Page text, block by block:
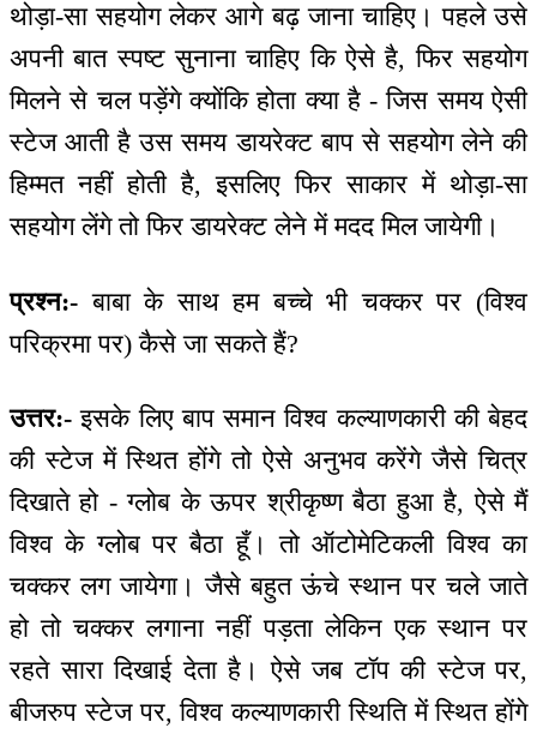
थोड़ा-सा सहयोग लेकर आगे बढ़ जाना चाहिए। पहले उसे
अपनी बात स्पष्ट सुनाना चाहिए कि ऐसे है, फिर सहयोग
मिलने से चल पड़ेंगे क्योंकि होता क्या है - जिस समय ऐसी
स्टेज आती है उस समय डायरेक्ट बाप से सहयोग लेने की
हिम्मत नहीं होती है, इसलिए फिर साकार में थोड़ा-सा
सहयोग लेंगे तो फिर डायरेक्ट लेने में मदद मिल जायेगी।
प्रश्न:- बाबा के साथ हम बच्चे भी चक्कर पर (विश्व
परिक्रमा पर) कैसे जा सकते हैं?
उत्तर:- इसके लिए बाप समान विश्व कल्याणकारी की बेहद
की स्टेज में स्थित होंगे तो ऐसे अनुभव करेंगे जैसे चित्र
दिखाते हो - ग्लोब के ऊपर श्रीकृष्ण बैठा हुआ है, ऐसे मैं
विश्व के ग्लोब पर बैठा हूँ। तो ऑटोमेटिकली विश्व का
चक्कर लग जायेगा। जैसे बहुत ऊंचे स्थान पर चले जाते
हो तो चक्कर लगाना नहीं पड़ता लेकिन एक स्थान पर
रहते सारा दिखाई देता है। ऐसे जब टॉप की स्टेज पर,
बीजरुप स्टेज पर, विश्व कल्याणकारी स्थिति में स्थित होंगे